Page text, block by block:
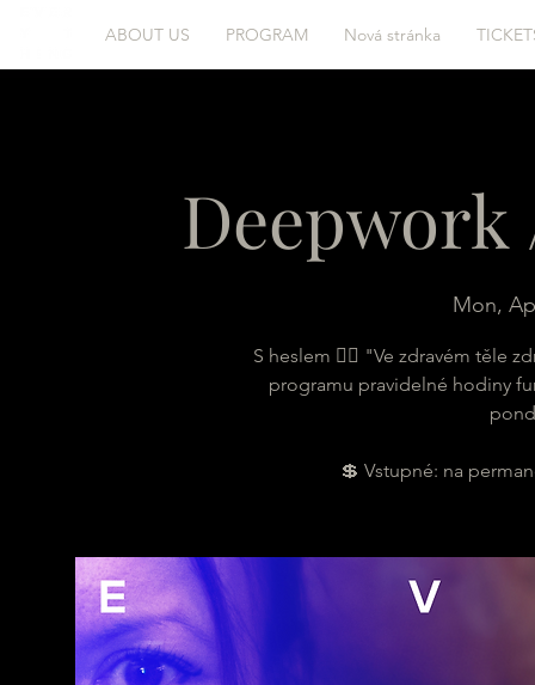
ABOUT US PROGRAM Nová stránka
Mon,
S heslem 🏋‍♀ "Ve zdravém těle
programu pravidelné hodiny
💲 Vstupné: na